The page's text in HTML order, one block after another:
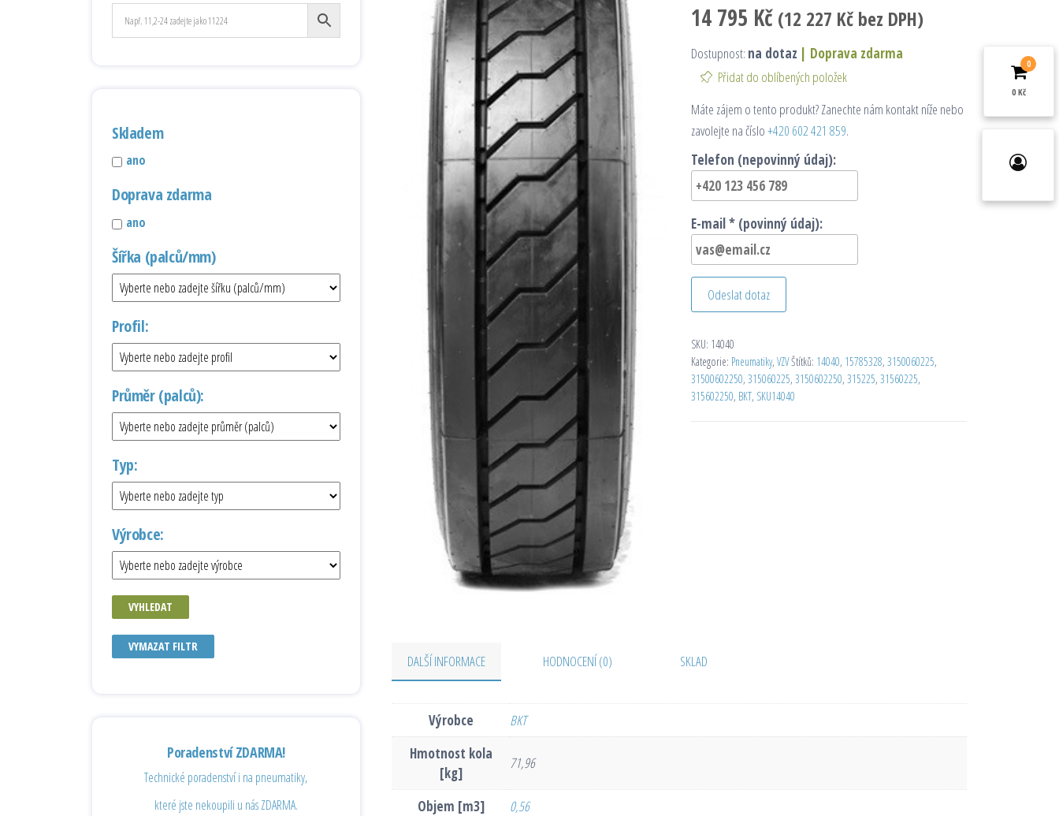
14 795 Kč (12 227 Kčbez DPH)
Dostupnost: na dotaz | Doprava zdarma
Přidat do oblíbených položek
Máte zájem o tento produkt? Zanechte nám kontakt níže nebo
zavolejte na číslo+420 602 421 859.
Telefon (nepovinný údaj):
E-mail * (povinný údaj):
Odeslat dotaz
SKU: 14040
Kategorie: Pneumatiky, VZVŠtítků: 14040, 15785328, 3150060225,
31500602250, 315060225, 3150602250, 315225, 31560225,
315602250, BKT, SKU14040
DALŠÍ INFORMACE HODNOCENÍ (0) SKLAD
Výrobce
BKT
Hmotnost kola
[kg]
71,96
Objem [m3]
0,56
Skladem
ano
Doprava zdarma
ano
Šířka (palců/mm)
Profil:
Průměr (palců):
Typ:
Výrobce:
VYHLEDAT
VYMAZAT FILTR
Poradenství ZDARMA!
Technické poradenství i na pneumatiky,
které jste nekoupili u nás ZDARMA.
0
0 Kč